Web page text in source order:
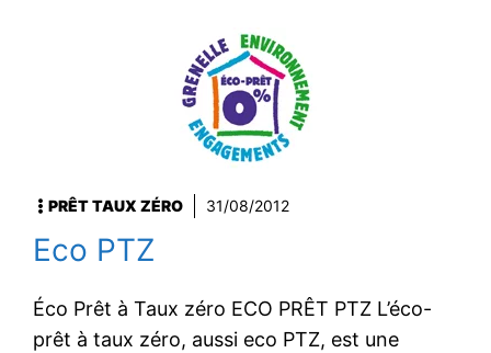
PRÊT TAUX ZÉRO 31/08/2012
Eco PTZ
Éco Prêt à Taux zéro ECO PRÊT PTZ L’éco-
prêt à taux zéro, aussi eco PTZ, est une